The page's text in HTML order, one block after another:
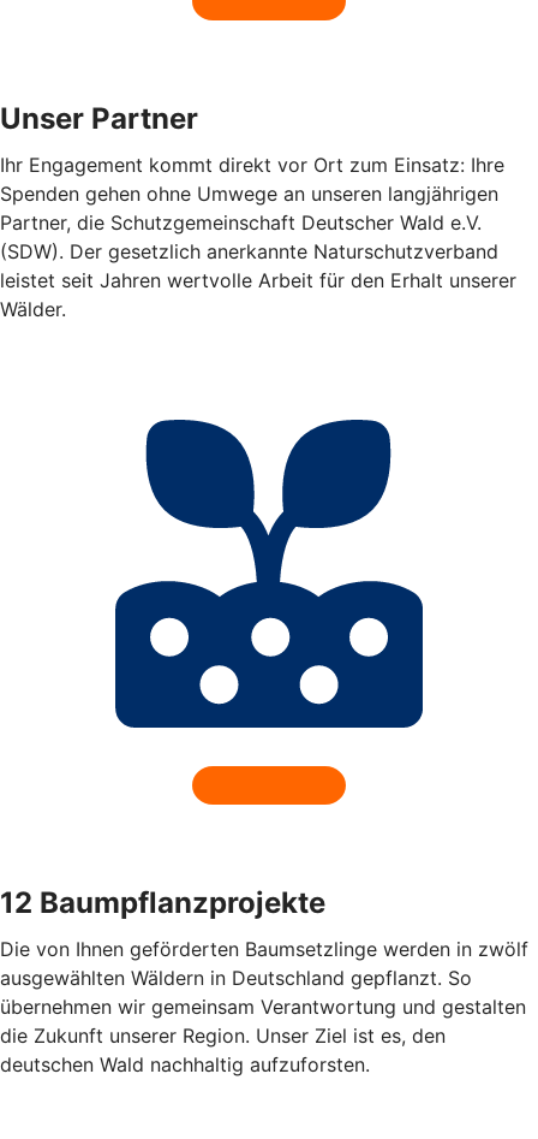
Unser Partner
Ihr Engagement kommt direkt vor Ort zum Einsatz: Ihre
Spenden gehen ohne Umwege an unseren langjährigen
Partner, die Schutzgemeinschaft Deutscher Wald e.V.
(SDW). Der gesetzlich anerkannte Naturschutzverband
leistet seit Jahren wertvolle Arbeit für den Erhalt unserer
Wälder.
12 Baumpflanzprojekte
Die von Ihnen geförderten Baumsetzlinge werden in zwölf
ausgewählten Wäldern in Deutschland gepflanzt. So
übernehmen wir gemeinsam Verantwortung und gestalten
die Zukunft unserer Region. Unser Ziel ist es, den
deutschen Wald nachhaltig aufzuforsten.